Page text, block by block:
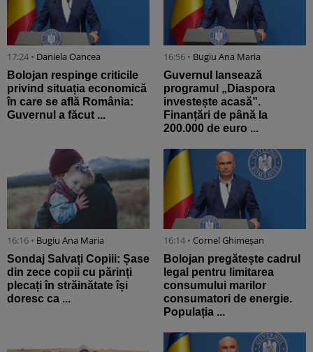
17:24 • Daniela Oancea
Bolojan respinge criticile
privind situația economică
în care se află România:
Guvernul a făcut ...
16:56 • Bugiu ⁠Ana Maria
Guvernul lansează
programul „Diaspora
investește acasă”.
Finanțări de până la
200.000 de euro ...
16:16 • Bugiu ⁠Ana Maria
Sondaj Salvați Copiii: Șase
din zece copii cu părinți
plecați în străinătate își
doresc ca ...
16:14 • Cornel Ghimeșan
Bolojan pregătește cadrul
legal pentru limitarea
consumului marilor
consumatori de energie.
Populația ...